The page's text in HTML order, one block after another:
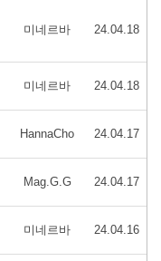
미네르바 24.04.18
미네르바 24.04.18
HannaCho 24.04.17
Mag.G.G 24.04.17
미네르바 24.04.16